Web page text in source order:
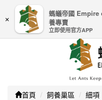
嚴防詐騙｜本公
銀行帳戶或信用
Toggle
navigation
首頁 飼養巢區 細項
×
螞蟻帝國 Empire
養專賣
立即使用官方APP